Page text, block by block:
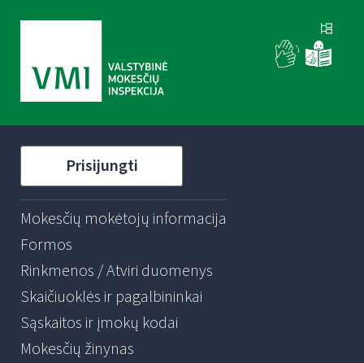
Prisijungti
Mokesčių mokėtojų informacija
Formos
Rinkmenos / Atviri duomenys
Skaičiuoklės ir pagalbininkai
Sąskaitos ir įmokų kodai
Mokesčių žinynas